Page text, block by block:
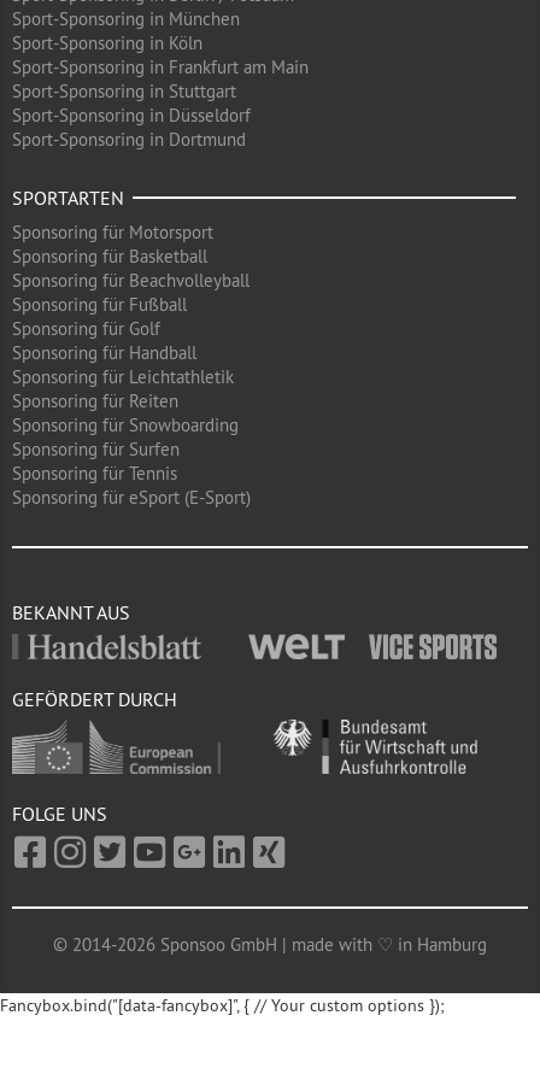
Sport-Sponsoring in München
Sport-Sponsoring in Köln
Sport-Sponsoring in Frankfurt am Main
Sport-Sponsoring in Stuttgart
Sport-Sponsoring in Düsseldorf
Sport-Sponsoring in Dortmund
SPORTARTEN
Sponsoring für Motorsport
Sponsoring für Basketball
Sponsoring für Beachvolleyball
Sponsoring für Fußball
Sponsoring für Golf
Sponsoring für Handball
Sponsoring für Leichtathletik
Sponsoring für Reiten
Sponsoring für Snowboarding
Sponsoring für Surfen
Sponsoring für Tennis
Sponsoring für eSport (E-Sport)
BEKANNT AUS
GEFÖRDERT DURCH
FOLGE UNS
© 2014-2026 Sponsoo GmbH | made with ♡ in Hamburg
Fancybox.bind("[data-fancybox]", { // Your custom options });